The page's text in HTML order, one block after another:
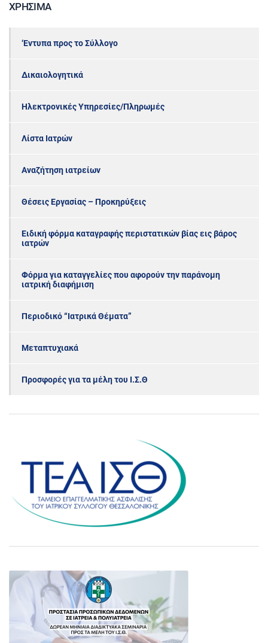
ΧΡΉΣΙΜΑ
‘Εντυπα προς το Σύλλογο
Δικαιολογητικά
Ηλεκτρονικές Υπηρεσίες/Πληρωμές
Λίστα Ιατρών
Αναζήτηση ιατρείων
Θέσεις Εργασίας – Προκηρύξεις
Ειδική φόρμα καταγραφής περιστατικών βίας εις βάρος
ιατρών
Φόρμα για καταγγελίες που αφορούν την παράνομη
ιατρική διαφήμιση
Περιοδικό “Ιατρικά Θέματα”
Μεταπτυχιακά
Προσφορές για τα μέλη του Ι.Σ.Θ